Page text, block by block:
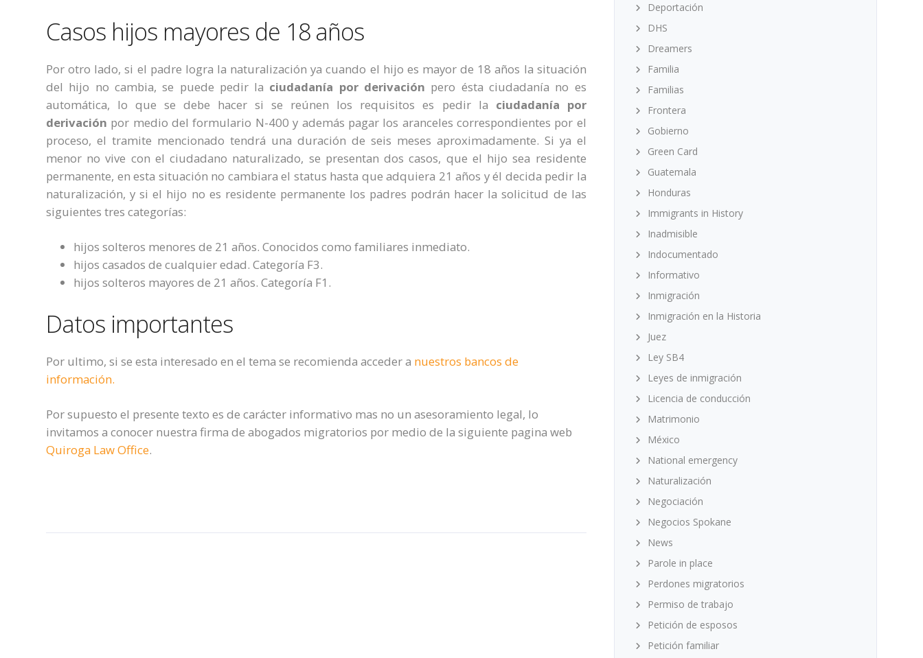
Casos hijos mayores de 18 años
Por otro lado, si el padre logra la naturalización ya cuando el hijo es mayor de 18 años la situación
del hijo no cambia, se puede pedir la ciudadanía por derivación pero ésta ciudadanía no es
automática, lo que se debe hacer si se reúnen los requisitos es pedir la ciudadanía por
derivación por medio del formulario N-400 y además pagar los aranceles correspondientes por el
proceso, el tramite mencionado tendrá una duración de seis meses aproximadamente. Si ya el
menor no vive con el ciudadano naturalizado, se presentan dos casos, que el hijo sea residente
permanente, en esta situación no cambiara el status hasta que adquiera 21 años y él decida pedir la
naturalización, y si el hijo no es residente permanente los padres podrán hacer la solicitud de las
siguientes tres categorías:
hijos solteros menores de 21 años. Conocidos como familiares inmediato.
hijos casados de cualquier edad. Categoría F3.
hijos solteros mayores de 21 años. Categoría F1.
Datos importantes
Por ultimo, si se esta interesado en el tema se recomienda acceder a nuestros bancos de
información.
Por supuesto el presente texto es de carácter informativo mas no un asesoramiento legal, lo
invitamos a conocer nuestra firma de abogados migratorios por medio de la siguiente pagina web
Quiroga Law Office.
Deportación
DHS
Dreamers
Familia
Familias
Frontera
Gobierno
Green Card
Guatemala
Honduras
Immigrants in History
Inadmisible
Indocumentado
Informativo
Inmigración
Inmigración en la Historia
Juez
Ley SB4
Leyes de inmigración
Licencia de conducción
Matrimonio
México
National emergency
Naturalización
Negociación
Negocios Spokane
News
Parole in place
Perdones migratorios
Permiso de trabajo
Petición de esposos
Petición familiar